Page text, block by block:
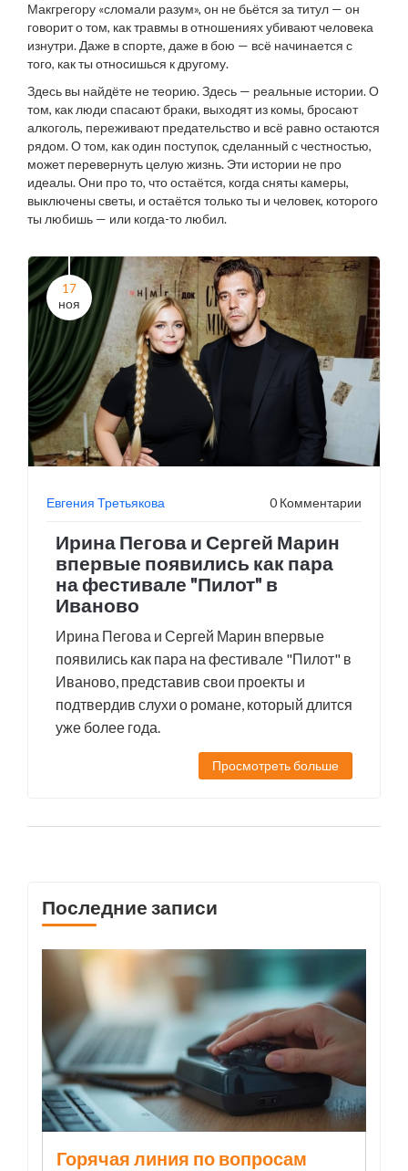
Макгрегору «сломали разум», он не бьётся за титул — он
говорит о том, как травмы в отношениях убивают человека
изнутри. Даже в спорте, даже в бою — всё начинается с
того, как ты относишься к другому.
Здесь вы найдёте не теорию. Здесь — реальные истории. О
том, как люди спасают браки, выходят из комы, бросают
алкоголь, переживают предательство и всё равно остаются
рядом. О том, как один поступок, сделанный с честностью,
может перевернуть целую жизнь. Эти истории не про
идеалы. Они про то, что остаётся, когда сняты камеры,
выключены светы, и остаётся только ты и человек, которого
ты любишь — или когда-то любил.
17
ноя
Евгения Третьякова 0 Комментарии
Ирина Пегова и Сергей Марин
впервые появились как пара
на фестивале "Пилот" в
Иваново
Ирина Пегова и Сергей Марин впервые
появились как пара на фестивале "Пилот" в
Иваново, представив свои проекты и
подтвердив слухи о романе, который длится
уже более года.
Просмотреть больше
Последние записи
Горячая линия по вопросам